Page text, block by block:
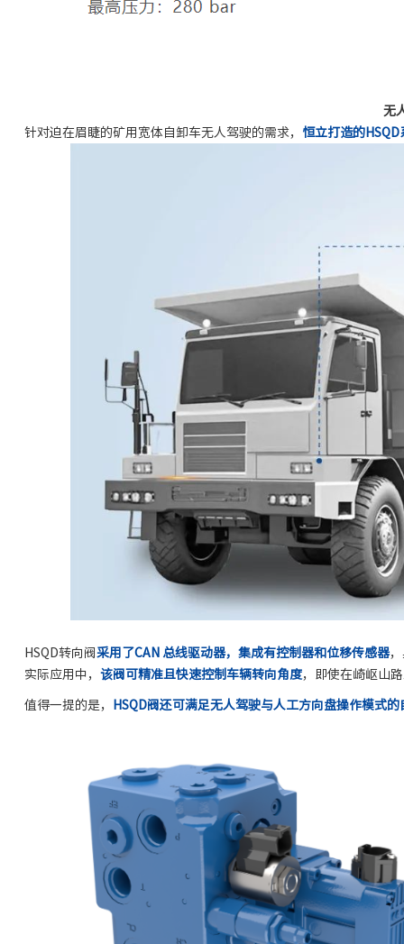
无
针对迫在眉睫的矿用宽体自卸车无人驾驶的需求， 恒立打造的
HSQD转向阀 采用了CAN 总线驱动器，集成有控制器和位移传感器
实际应用中， 该阀可精准且快速控制车辆转向角度，即使在崎岖山
值得一提的是， HSQD阀还可满足无人驾驶与人工方向盘操作模式的